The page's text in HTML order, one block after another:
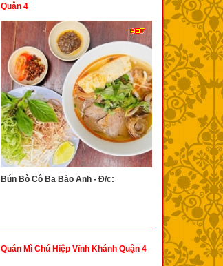
Quận 4
Bún Bò Cô Ba Bảo Anh - Đ/c:
Quán Mì Chú Hiệp Vĩnh Khánh Quận 4